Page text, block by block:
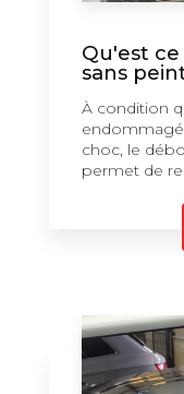
Qu'est
sans
À condition
choc, le
permet de